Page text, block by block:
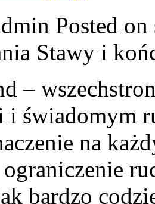
Posted
Stawy i
–
świadomym
na
bardzo